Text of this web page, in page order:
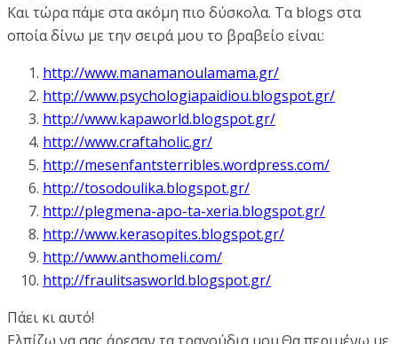
Και τώρα πάμε στα ακόμη πιο δύσκολα. Τα blogs στα
οποία δίνω με την σειρά μου το βραβείο είναι:
http://www.manamanoulamama.gr/
http://www.psychologiapaidiou.blogspot.gr/
http://www.kapaworld.blogspot.gr/
http://www.craftaholic.gr/
http://mesenfantsterribles.wordpress.com/
http://tosodoulika.blogspot.gr/
http://plegmena-apo-ta-xeria.blogspot.gr/
http://www.kerasopites.blogspot.gr/
http://www.anthomeli.com/
http://fraulitsasworld.blogspot.gr/
Πάει κι αυτό!